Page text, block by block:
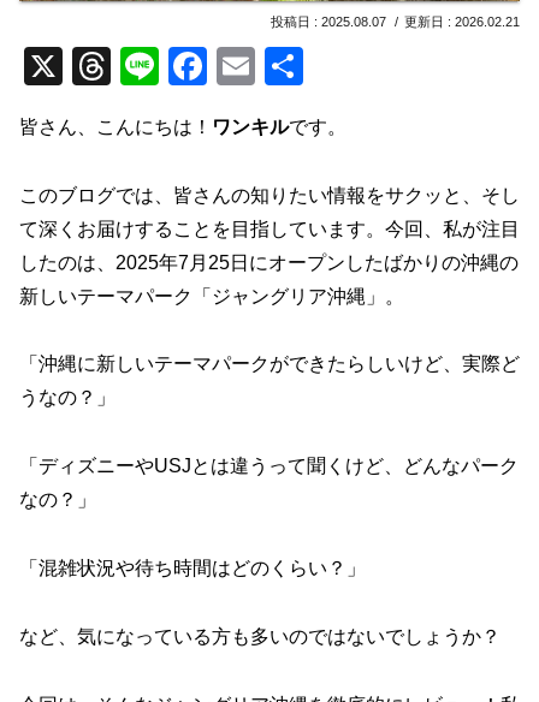
2025.08.07 2026.02.21
X
T
e
a
d
s
Li
e
F
c
e
b
o
o
E
ail
皆さん、こんにちは！ ワンキルです。
このブログでは、皆さんの知りたい情報をサクッと、そし
て深くお届けすることを目指しています。今回、私が注目
したのは、2025年7月25日にオープンしたばかりの沖縄の
新しいテーマパーク「ジャングリア沖縄」。
「沖縄に新しいテーマパークができたらしいけど、実際ど
うなの？」
「ディズニーやUSJとは違うって聞くけど、どんなパーク
なの？」
「混雑状況や待ち時間はどのくらい？」
など、気になっている方も多いのではないでしょうか？